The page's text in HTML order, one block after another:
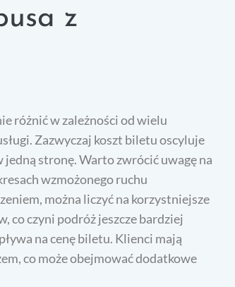
z
różnić w zależności od wielu
Zazwyczaj koszt biletu oscyluje
jedną stronę. Warto zwrócić uwagę na
wzmożonego ruchu
można liczyć na korzystniejsze
co czyni podróż jeszcze bardziej
na cenę biletu. Klienci mają
co może obejmować dodatkowe